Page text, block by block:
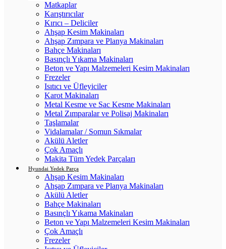
Matkaplar
Karıştırıcılar
Kırıcı – Deliciler
Ahşap Kesim Makinaları
Ahşap Zımpara ve Planya Makinaları
Bahçe Makinaları
Basınçlı Yıkama Makinaları
Beton ve Yapı Malzemeleri Kesim Makinaları
Frezeler
Isıtıcı ve Üfleyiciler
Karot Makinaları
Metal Kesme ve Sac Kesme Makinaları
Metal Zımparalar ve Polisaj Makinaları
Taşlamalar
Vidalamalar / Somun Sıkmalar
Akülü Aletler
Çok Amaçlı
Makita Tüm Yedek Parçaları
Hyundai Yedek Parça
Ahşap Kesim Makinaları
Ahşap Zımpara ve Planya Makinaları
Akülü Aletler
Bahçe Makinaları
Basınçlı Yıkama Makinaları
Beton ve Yapı Malzemeleri Kesim Makinaları
Çok Amaçlı
Frezeler